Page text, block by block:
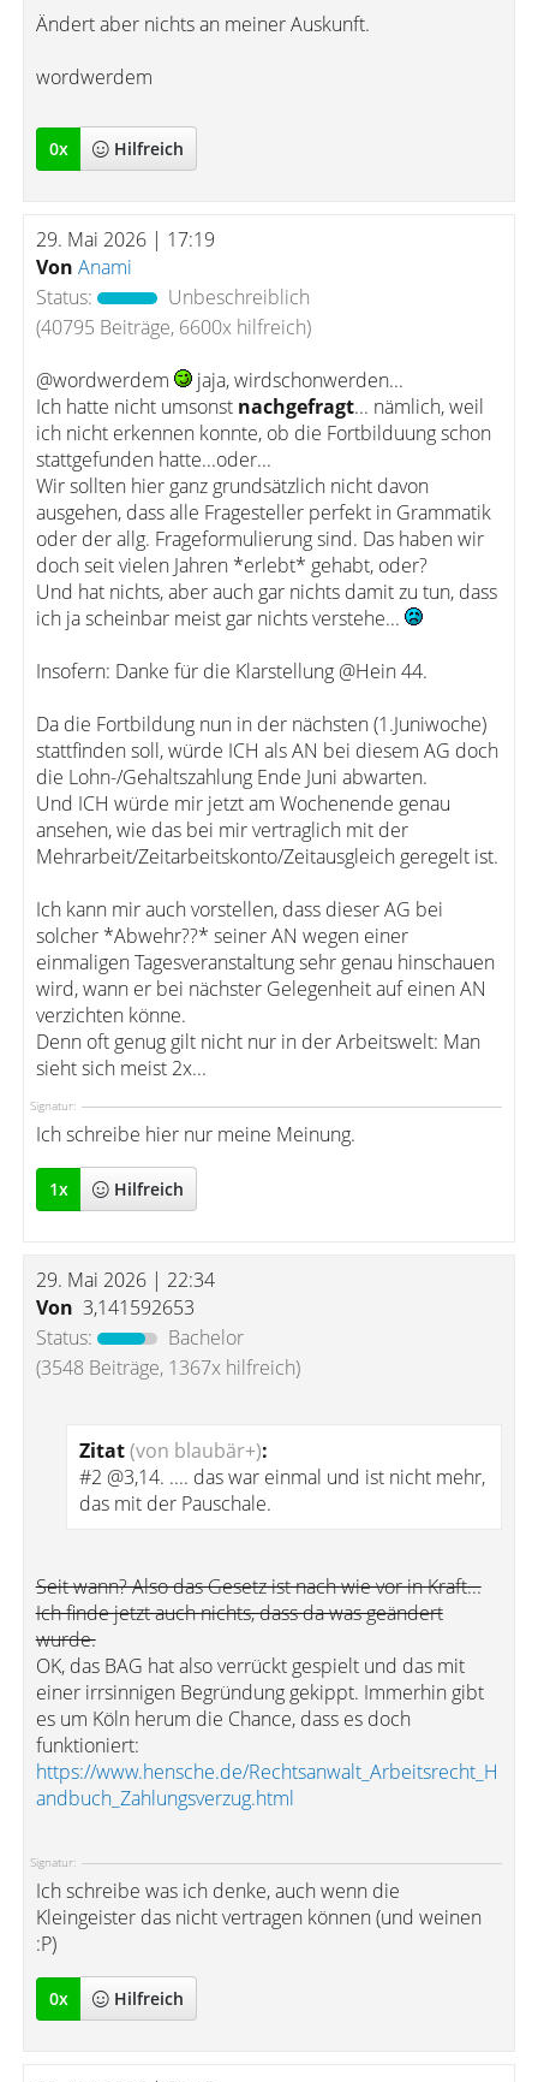
Ändert aber nichts an meiner Auskunft.
wordwerdem
0x Hilfreich
29. Mai 2026 | 17:19
Von Anami
Status:
Unbeschreiblich
(40795 Beiträge, 6600x hilfreich)
@wordwerdem
jaja, wirdschonwerden...
Ich hatte nicht umsonst nachgefragt... nämlich, weil
ich nicht erkennen konnte, ob die Fortbilduung schon
stattgefunden hatte...oder...
Wir sollten hier ganz grundsätzlich nicht davon
ausgehen, dass alle Fragesteller perfekt in Grammatik
oder der allg. Frageformulierung sind. Das haben wir
doch seit vielen Jahren *erlebt* gehabt, oder?
Und hat nichts, aber auch gar nichts damit zu tun, dass
ich ja scheinbar meist gar nichts verstehe...
Insofern: Danke für die Klarstellung @Hein 44.
Da die Fortbildung nun in der nächsten (1.Juniwoche)
stattfinden soll, würde ICH als AN bei diesem AG doch
die Lohn-/Gehaltszahlung Ende Juni abwarten.
Und ICH würde mir jetzt am Wochenende genau
ansehen, wie das bei mir vertraglich mit der
Mehrarbeit/Zeitarbeitskonto/Zeitausgleich geregelt ist.
Ich kann mir auch vorstellen, dass dieser AG bei
solcher *Abwehr??* seiner AN wegen einer
einmaligen Tagesveranstaltung sehr genau hinschauen
wird, wann er bei nächster Gelegenheit auf einen AN
verzichten könne.
Denn oft genug gilt nicht nur in der Arbeitswelt: Man
sieht sich meist 2x...
Signatur:
Ich schreibe hier nur meine Meinung.
1x Hilfreich
29. Mai 2026 | 22:34
Von 3,141592653
Status:
Bachelor
(3548 Beiträge, 1367x hilfreich)
Zitat(von blaubär+):
#2 @3,14. .... das war einmal und ist nicht mehr,
das mit der Pauschale.
Seit wann? Also das Gesetz ist nach wie vor in Kraft...
Ich finde jetzt auch nichts, dass da was geändert
wurde.
OK, das BAG hat also verrückt gespielt und das mit
einer irrsinnigen Begründung gekippt. Immerhin gibt
es um Köln herum die Chance, dass es doch
funktioniert:
https://www.hensche.de/Rechtsanwalt_Arbeitsrecht_H
andbuch_Zahlungsverzug.html
Signatur:
Ich schreibe was ich denke, auch wenn die
Kleingeister das nicht vertragen können (und weinen
:P)
0x Hilfreich